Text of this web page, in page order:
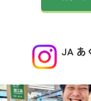
JA あ